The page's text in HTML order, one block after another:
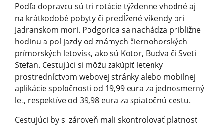
Podľa dopravcu sú tri rotácie týždenne vhodné aj
na krátkodobé pobyty či predĺžené víkendy pri
Jadranskom mori. Podgorica sa nachádza približne
hodinu a pol jazdy od známych čiernohorských
prímorských letovísk, ako sú Kotor, Budva či Sveti
Stefan. Cestujúci si môžu zakúpiť letenky
prostredníctvom webovej stránky alebo mobilnej
aplikácie spoločnosti od 19,99 eura za jednosmerný
let, respektíve od 39,98 eura za spiatočnú cestu.
Cestujúci by si zároveň mali skontrolovať platnosť